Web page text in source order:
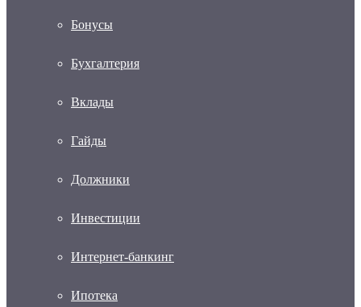
Бонусы
Бухгалтерия
Вклады
Гайды
Должники
Инвестиции
Интернет-банкинг
Ипотека